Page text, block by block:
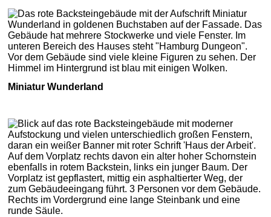
Miniatur Wunderland